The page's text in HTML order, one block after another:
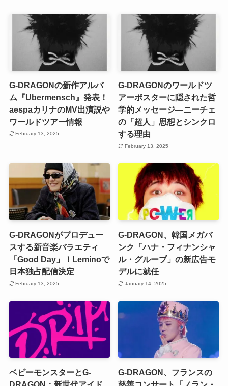
G-DRAGONの新作アルバ
ム『Ubermensch』発表！
aespaカリナのMV出演説や
ワールドツアー情報
February 13, 2025
G-DRAGONのワールドツ
アーポスターに隠された哲
学的メッセージ—ニーチェ
の「超人」思想とシンクロ
する理由
February 13, 2025
G-DRAGONがプロデュー
スする新音楽バラエティ
「Good Day」！Leminoで
日本独占配信決定
February 13, 2025
G-DRAGON、韓国メガバ
ンク「ハナ・フィナンシャ
ル・グループ」の新広告モ
デルに就任
January 14, 2025
ベビーモンスターとG-
G-DRAGON、フランスの